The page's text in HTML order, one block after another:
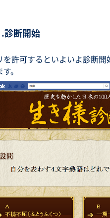
診断開始
を許可するといよいよ診断
。